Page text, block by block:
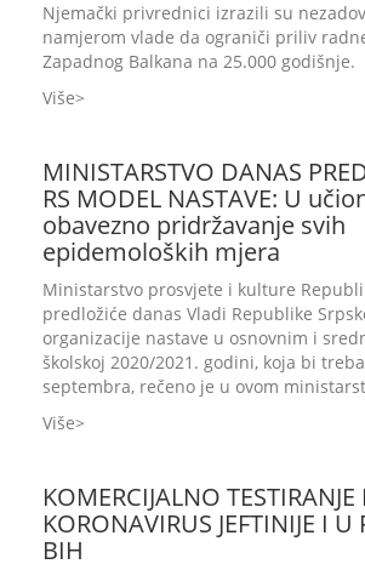
Njemački privrednici izrazili su
namjerom vlade da ograniči priliv
Zapadnog Balkana na 25.000 godišnje.
Više
MINISTARSTVO DANAS
RS MODEL NASTAVE: U
obavezno pridržavanje svih
epidemoloških mjera
Ministarstvo prosvjete i kulture
predložiće danas Vladi Republike
organizacije nastave u osnovnim i
školskoj 2020/2021. godini, koja bi
septembra, rečeno je u ovom
Više
KOMERCIJALNO TESTIRANJE
KORONAVIRUS JEFTINIJE I U
BIH